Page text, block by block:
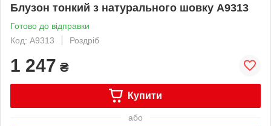
Блузон тонкий з натурального шовку А9313
Готово до відправки
Код: А9313
Роздріб
1 247 ₴
Купити
або